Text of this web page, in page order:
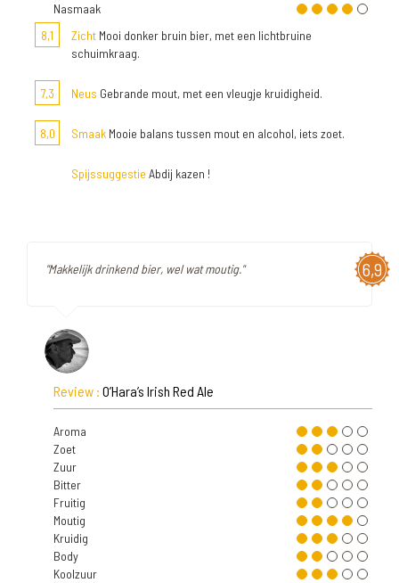
Nasmaak
8,1
Zicht Mooi donker bruin bier, met een lichtbruine
schuimkraag.
7,3 Neus Gebrande mout, met een vleugje kruidigheid.
8,0 Smaak Mooie balans tussen mout en alcohol, iets zoet.
Spijssuggestie Abdij kazen !
6,9
"Makkelijk drinkend bier, wel wat moutig."
Review : O’Hara’s Irish Red Ale
Aroma
Zoet
Zuur
Bitter
Fruitig
Moutig
Kruidig
Body
Koolzuur